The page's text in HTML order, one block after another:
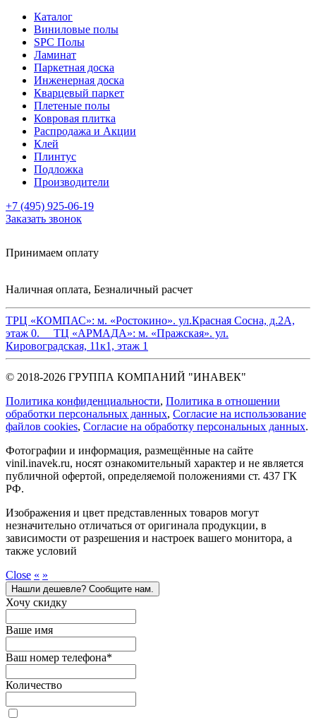
Каталог
Виниловые полы
SPC Полы
Ламинат
Паркетная доска
Инженерная доска
Кварцевый паркет
Плетеные полы
Ковровая плитка
Распродажа и Акции
Клей
Плинтус
Подложка
Производители
+7 (495) 925-06-19
Заказать звонок
Принимаем оплату
Наличная оплата, Безналичный расчет
ТРЦ «КОМПАС»: м. «Ростокино». ул.Красная Сосна, д.2А,
этаж 0. ТЦ «АРМАДА»: м. «Пражская». ул.
Кировоградская, 11к1, этаж 1
© 2018-2026 ГРУППА КОМПАНИЙ "ИНАВЕК"
Политика конфиденциальности, Политика в отношении
обработки персональных данных, Cогласие на использование
файлов cookies, Согласие на обработку персональных данных.
Фотографии и информация, размещённые на сайте
vinil.inavek.ru, носят ознакомительный характер и не является
публичной офертой, определяемой положениями ст. 437 ГК
РФ.
Изображения и цвет представленных товаров могут
незначительно отличаться от оригинала продукции, в
зависимости от разрешения и настроек вашего монитора, а
также условий
Close « »
Нашли дешевле? Сообщите нам.
Хочу скидку
Ваше имя
Ваш номер телефона*
Количество